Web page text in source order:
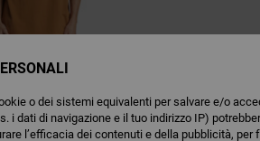
o dei sistemi equivalenti per salvare e/o
i dati di navigazione e il tuo indirizzo IP)
l’efficacia dei contenuti e della pubblicità, per